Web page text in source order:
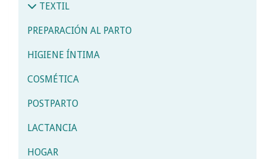
TEXTIL
PREPARACIÓN AL PARTO
HIGIENE ÍNTIMA
COSMÉTICA
POSTPARTO
LACTANCIA
HOGAR